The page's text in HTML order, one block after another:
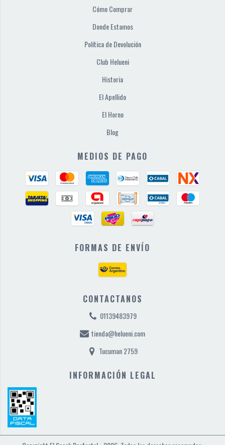
Cómo Comprar
Donde Estamos
Política de Devolución
Club Helueni
Historia
El Apellido
El Horno
Blog
MEDIOS DE PAGO
FORMAS DE ENVÍO
CONTACTANOS
01139483979
tienda@helueni.com
Tucuman 2759
INFORMACIÓN LEGAL